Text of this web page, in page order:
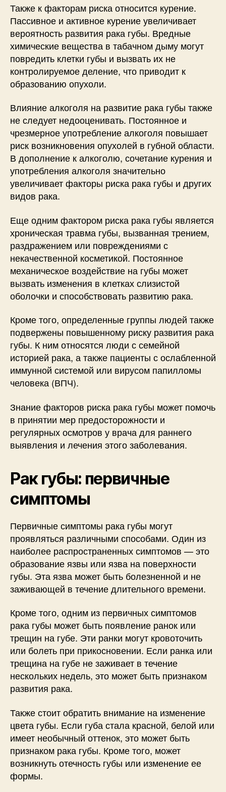
Также к факторам риска относится курение.
Пассивное и активное курение увеличивает
вероятность развития рака губы. Вредные
химические вещества в табачном дыму могут
повредить клетки губы и вызвать их не
контролируемое деление, что приводит к
образованию опухоли.
Влияние алкоголя на развитие рака губы также
не следует недооценивать. Постоянное и
чрезмерное употребление алкоголя повышает
риск возникновения опухолей в губной области.
В дополнение к алкоголю, сочетание курения и
употребления алкоголя значительно
увеличивает факторы риска рака губы и других
видов рака.
Еще одним фактором риска рака губы является
хроническая травма губы, вызванная трением,
раздражением или повреждениями с
некачественной косметикой. Постоянное
механическое воздействие на губы может
вызвать изменения в клетках слизистой
оболочки и способствовать развитию рака.
Кроме того, определенные группы людей также
подвержены повышенному риску развития рака
губы. К ним относятся люди с семейной
историей рака, а также пациенты с ослабленной
иммунной системой или вирусом папилломы
человека (ВПЧ).
Знание факторов риска рака губы может помочь
в принятии мер предосторожности и
регулярных осмотров у врача для раннего
выявления и лечения этого заболевания.
Рак губы: первичные
симптомы
Первичные симптомы рака губы могут
проявляться различными способами. Один из
наиболее распространенных симптомов — это
образование язвы или язва на поверхности
губы. Эта язва может быть болезненной и не
заживающей в течение длительного времени.
Кроме того, одним из первичных симптомов
рака губы может быть появление ранок или
трещин на губе. Эти ранки могут кровоточить
или болеть при прикосновении. Если ранка или
трещина на губе не заживает в течение
нескольких недель, это может быть признаком
развития рака.
Также стоит обратить внимание на изменение
цвета губы. Если губа стала красной, белой или
имеет необычный оттенок, это может быть
признаком рака губы. Кроме того, может
возникнуть отечность губы или изменение ее
формы.